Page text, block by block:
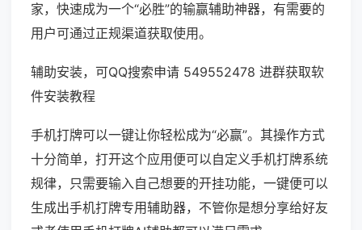
家，快速成为一个“必胜”的输赢辅助神器，有需要的
用户可通过正规渠道获取使用。
辅助安装，可QQ搜索申请 549552478 进群获取软
件安装教程
手机打牌可以一键让你轻松成为“必赢”。其操作方式
十分简单，打开这个应用便可以自定义手机打牌系统
规律，只需要输入自己想要的开挂功能，一键便可以
生成出手机打牌专用辅助器，不管你是想分享给好友